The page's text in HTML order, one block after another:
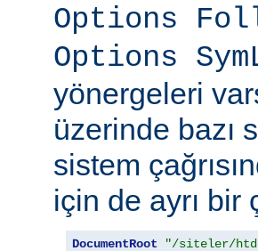
Options
Options
yönergeleri
üzerinde bazı
sistem
için de ayrı bir
DocumentRoot
"/siteler/